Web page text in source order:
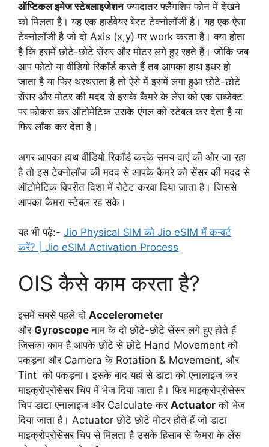
ऑप्टिकल इमेज स्टेबलाइजेशनज्यादातर फ्लैगशिप फोन में देखने
को मिलता है। यह एक हार्डवेयर बेस्ट टेक्नोलॉजी है। यह एक ऐसा
टेक्नोलॉजी है जो दो Axis (x,y) पर work करता है। क्या होता
है कि इसमें छोटे-छोटे सेंसर और मोटर लगे हुए रहते हैं। जोकि जब
आप फोटो या वीडियो रिकॉर्ड करते हैं तब आपका हाथ इधर हो
जाता है या फिर थरथराता है तो ऐसे में इसमें लगा हुआ छोटे-छोटे
सेंसर और मोटर की मदद से इसके कैमरे के लेंस को एक सब्जेक्ट
पर फोकस कर ऑटोमेटिक उसके एंगल को स्टेबल कर देता है या
फिर लॉक कर देता है।
अगर आपका हाथ वीडियो रिकॉर्ड करके समय दाएं की ओर जा रहा
है तो इस टेक्नोलॉज की मदद से आपके कैमरे को सेंसर की मदद से
ऑटोमेटिक विपरीत दिशा में रोटेट करवा दिया जाता है। जिससे
आपका कैमरा स्टेबल रह सके।
यह भी पढ़े:- Jio Physical SIM को Jio eSIM में कन्वर्ट
करें? | Jio eSIM Activation Process
OIS कैसे काम करता है?
इसमें सबसे पहले दो Accelerometer
और Gyroscopeनाम के दो छोटे-छोटे सेंसर लगे हुए होते हैं
जिसका काम है आपके छोटे से छोटे Hand Movement को
पकड़ना और Camera के Rotation & Movement, और‌
Tint को पकड़ना। इसके बाद यहां से डाटा को एनालाइज कर
माइक्रोप्रोसेसर चिप में भेज दिया जाता है। फिर माइक्रोप्रोसेसर
चिप डाटा एनालाइज और Calculate कर Actuator को भेज
दिया जाता है। Actuator छोटे छोटे मोटर होते हैं जो डाटा
माइक्रोप्रोसेसर चिप से मिलता है उसके हिसाब से कैमरा के लेंस